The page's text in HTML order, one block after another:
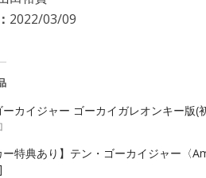
2022/03/09
ーカイジャー ゴーカイガレオンキー版(
ー特典あり】テン・ゴーカイジャー〈